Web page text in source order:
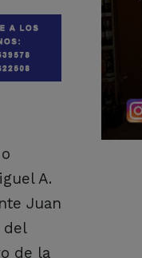
A.
Juan
del
de la